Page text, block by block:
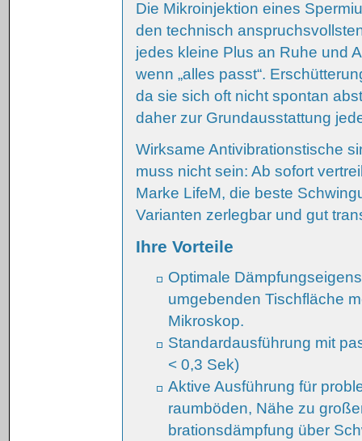
Die Mikroinjektion eines
den technisch
jedes kleine Plus an Ruhe und
wenn „alles passt“.
da sie sich oft nicht spontan
daher zur Grundausstattung
Wirksame Antivibrationstische
muss nicht sein: Ab sofort
Marke LifeM, die beste
Varianten zerlegbar und gut
Ihre Vorteile
Optimale
umgebenden Tischfläche
Mikroskop.
Standardausführung mit
< 0,3 Sek)
Aktive Ausführung für
raumböden, Nähe zu
brationsdämpfung über